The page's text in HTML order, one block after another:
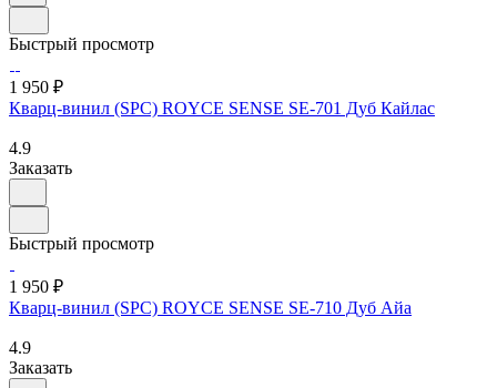
Быстрый просмотр
1 950 ₽
Кварц-винил (SPC) ROYCE SENSE SE-701 Дуб Кайлас
4.9
Заказать
Быстрый просмотр
1 950 ₽
Кварц-винил (SPC) ROYCE SENSE SE-710 Дуб Айа
4.9
Заказать